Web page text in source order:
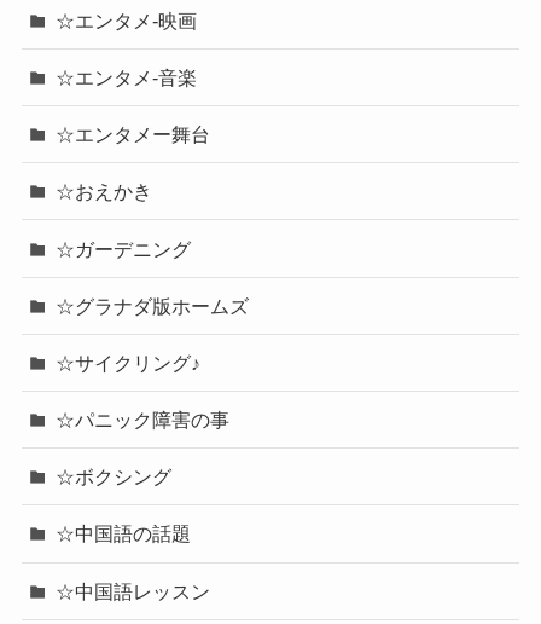
☆エンタメ-映画
☆エンタメ-音楽
☆エンタメー舞台
☆おえかき
☆ガーデニング
☆グラナダ版ホームズ
☆サイクリング♪
☆パニック障害の事
☆ボクシング
☆中国語の話題
☆中国語レッスン